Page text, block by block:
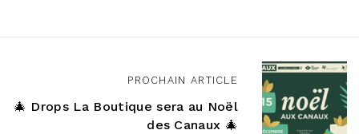
a
PROCHAIN ARTICLE
🎄 Drops La Boutique sera au Noël
des Canaux 🎄